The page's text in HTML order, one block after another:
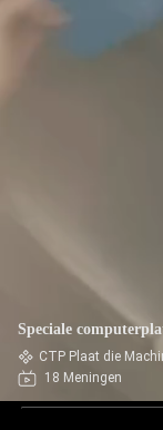
Speciale
CTP Plaat die
18 Meningen